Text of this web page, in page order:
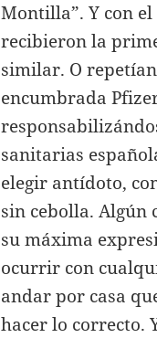
Montilla”. Y con
recibieron la
similar. O
encumbrada
sanitarias
elegir antídoto,
sin cebolla. Algún
su máxima
ocurrir con
andar por casa
hacer lo correcto.